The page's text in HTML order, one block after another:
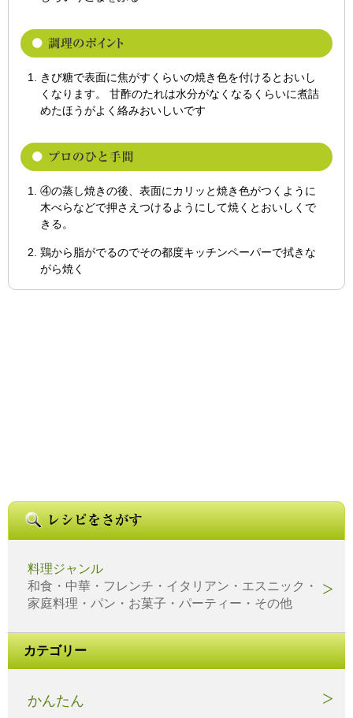
きび糖で表面に焦がすくらいの焼き色を付けるとおいし
くなります。 甘酢のたれは水分がなくなるくらいに煮詰
めたほうがよく絡みおいしいです
④の蒸し焼きの後、表面にカリッと焼き色がつくように
木べらなどで押さえつけるようにして焼くとおいしくで
きる。
鶏から脂がでるのでその都度キッチンペーパーで拭きな
がら焼く
料理ジャンル
和食・中華・フレンチ・イタリアン・エスニック・
家庭料理・パン・お菓子・パーティー・その他
カテゴリー
かんたん